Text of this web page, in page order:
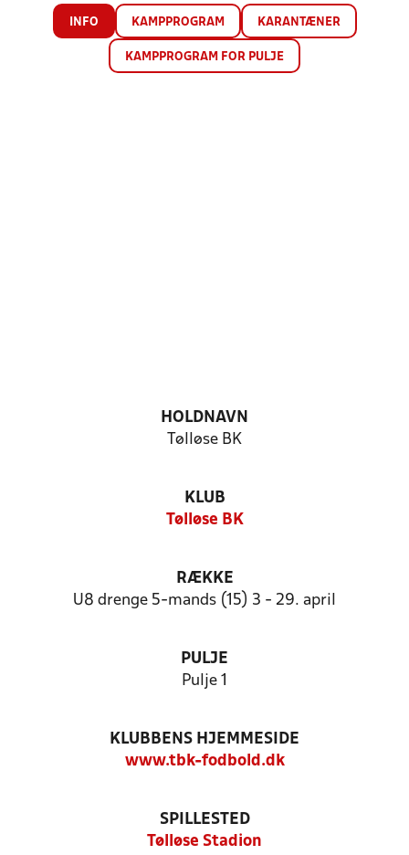
INFO KAMPPROGRAM KARANTÆNER
KAMPPROGRAM FOR PULJE
HOLDNAVN
Tølløse BK
KLUB
Tølløse BK
RÆKKE
U8 drenge 5-mands (15) 3 - 29. april
PULJE
Pulje 1
KLUBBENS HJEMMESIDE
www.tbk-fodbold.dk
SPILLESTED
Tølløse Stadion